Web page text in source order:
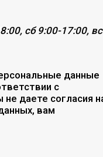
сб 9:00-17:00,
данные
с
не даете согласия
вам